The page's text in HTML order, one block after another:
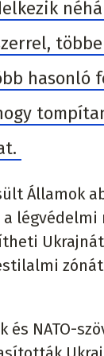
hasonló
Államok
légvédelmi
és NATO-